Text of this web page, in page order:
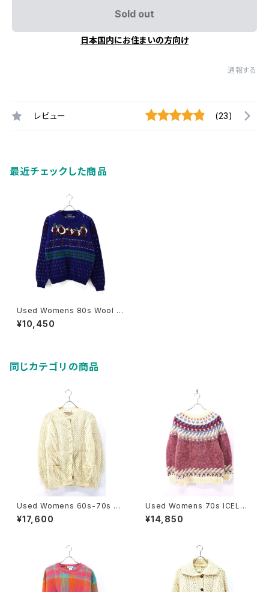
Sold out
日本国内にお住まいの方向け
通報する
レビュー (23)
最近チェックした商品
Used Womens 80s Wool R
ich Duck All Over Graphic
Wool knit Size M 古着
¥10,450
同じカテゴリの商品
Used Womens 60s-70s H
eron GARMENT Ivory Wool
Fisherman Aran Knit Cardig
¥17,600
Used Womens 70s ICELAN
D Hilda Ltd Pale Pink Nordi
c Wool Knit Size M 古着
¥14,850